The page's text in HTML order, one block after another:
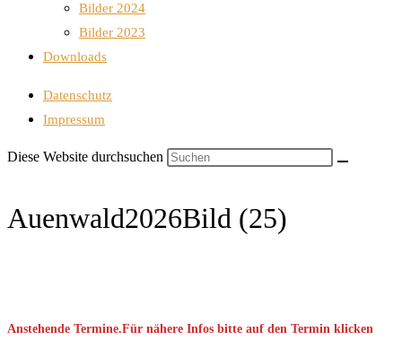
Bilder 2024
Bilder 2023
Downloads
Datenschutz
Impressum
Diese Website durchsuchen
Auenwald2026Bild (25)
Anstehende Termine.Für nähere Infos bitte auf den Termin klicken